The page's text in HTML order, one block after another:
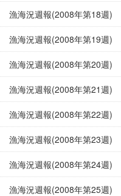
漁海況週報(2008年第18週)
漁海況週報(2008年第19週)
漁海況週報(2008年第20週)
漁海況週報(2008年第21週)
漁海況週報(2008年第22週)
漁海況週報(2008年第23週)
漁海況週報(2008年第24週)
漁海況週報(2008年第25週)